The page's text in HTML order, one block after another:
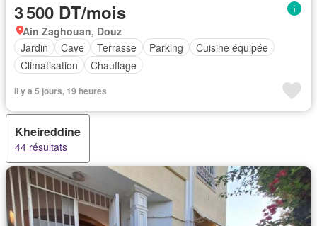
3 500 DT/mois
Ain Zaghouan, Douz
Jardin
Cave Terrasse Parking
Cuisine équipée
Climatisation
Chauffage
Il y a 5 jours, 19 heures
Kheireddine
44 résultats